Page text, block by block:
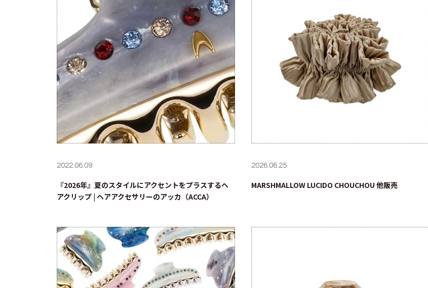
2022.06.09
『2026年』夏のスタイルにアクセントをプラスするヘ
アクリップ | ヘアアクセサリーのアッカ（ACCA）
2026.06.25
MARSHMALLOW LUCIDO CHOUCHOU 他販売